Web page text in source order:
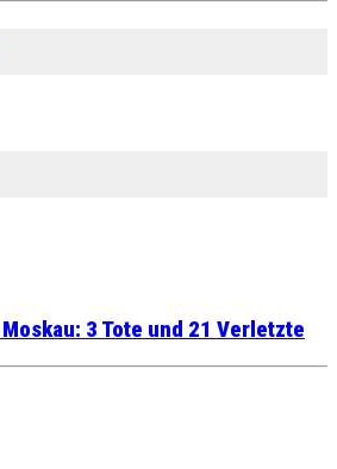
3 Tote und 21 Verletzte